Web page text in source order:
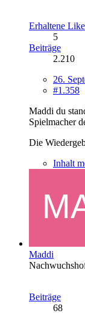
Erhaltene
5
Beiträge
2.210
26.
#1.358
Maddi du
Spielmacher
Die
Inhalt
Maddi
Beiträge
68